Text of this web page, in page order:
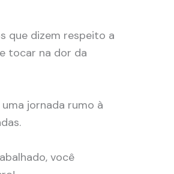
que dizem respeito a
tocar na dor da
jornada rumo à
você